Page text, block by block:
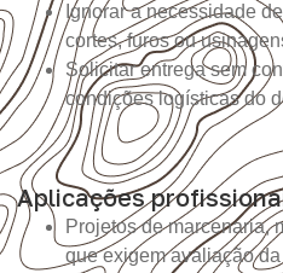
Ignorar a necessidade
cortes, furos ou
Solicitar entrega sem
condições logísticas do
Aplicações
Projetos de marcenaria,
que exigem avaliação